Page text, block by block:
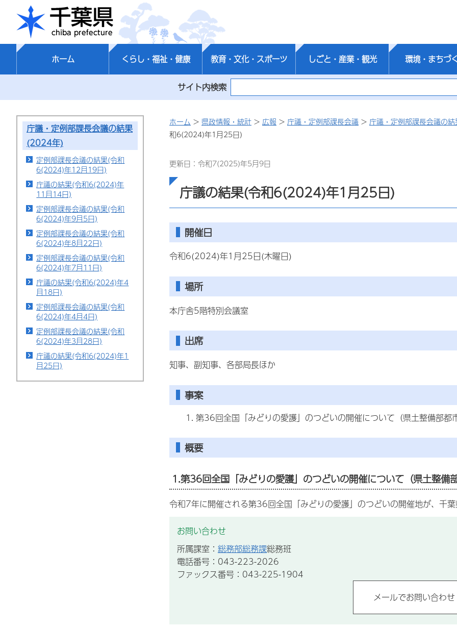
千葉県
ホーム くらし・福祉・健康 教育・文化・スポーツ しごと・産業・観光 環境・まちづ
サイト内検索
庁議・定例部課長会議の結果
(2024年)
定例部課長会議の結果(令和
6(2024)年12月19日)
庁議の結果(令和6(2024)年
11月14日)
定例部課長会議の結果(令和
6(2024)年9月5日)
定例部課長会議の結果(令和
6(2024)年8月22日)
定例部課長会議の結果(令和
6(2024)年7月11日)
庁議の結果(令和6(2024)年4
月18日)
定例部課長会議の結果(令和
6(2024)年4月4日)
定例部課長会議の結果(令和
6(2024)年3月28日)
庁議の結果(令和6(2024)年1
月25日)
ホーム > 県政情報・統計 > 広報 > 庁議・定例部課長会議 > 庁議・定例部課長会議の結
和6(2024)年1月25日)
更新日：令和7(2025)年5月9日
庁議の結果(令和6(2024)年1月25日)
開催日
令和6(2024)年1月25日(木曜日)
場所
本庁舎5階特別会議室
出席
知事、副知事、各部局長ほか
事案
第36回全国「みどりの愛護」のつどいの開催について（県土整備部都
概要
1.第36回全国「みどりの愛護」のつどいの開催について（県土整備
令和7年に開催される第36回全国「みどりの愛護」のつどいの開催地が、千葉
お問い合わせ
所属課室： 総務部総務課総務班
電話番号：043-223-2026
ファックス番号：043-225-1904